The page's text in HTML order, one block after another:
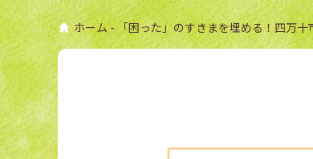
ホーム- 「困った」のすきまを埋める！四万